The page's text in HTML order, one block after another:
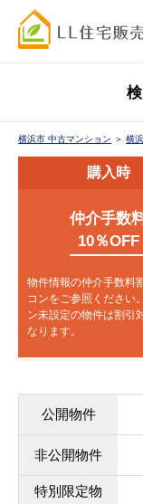
横浜市 中古マンション ＞ 横
購入時
仲介手数
10％OFF
物件情報の仲介手数料
コンをご参照ください。
ン未設定の物件は割引
なります。
公開物件
非公開物件
特別限定物